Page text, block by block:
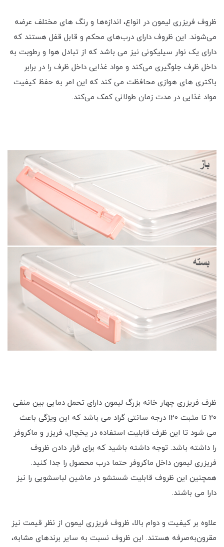
ظروف فریزری لیمون در انواع، اندازه‌ها و رنگ های مختلف عرضه
می‌شوند. این ظروف دارای درب‌های محکم و قابل قفل هستند که
دارای یک نوار سیلیکونی نیز می باشد که از تبادل هوا و رطوبت به
داخل ظرف جلوگیری می‌کند و مواد غذایی داخل ظرف را در برابر
باکتری های هوازی محافظت می کند که این امر به حفظ کیفیت
مواد غذایی در مدت زمان طولانی کمک می‌کند.
ظرف فریزری چهار خانه بزرگ لیمون دارای تحمل دمایی بین منفی
20 تا مثبت 120 درجه سانتی گراد می باشد که این ویژگی باعث
می شود تا این ظرف قابلیت استفاده در یخچال، فریزر و ماکروفر
را داشته باشد. توجه داشته باشید که برای قرار دادن ظروف
فریزری لیمون داخل ماکروفر حتما درب محصول را جدا کنید.
همچنین این ظروف قابلیت شستشو در ماشین لباسشویی را نیز
دارا می باشند.
علاوه بر کیفیت و دوام بالا، ظروف فریزری لیمون از نظر قیمت نیز
مقرون‌به‌صرفه هستند. این ظروف نسبت به سایر برندهای مشابه،